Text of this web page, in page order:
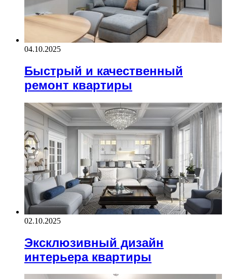
04.10.2025
Быстрый и качественный
ремонт квартиры
02.10.2025
Эксклюзивный дизайн
интерьера квартиры